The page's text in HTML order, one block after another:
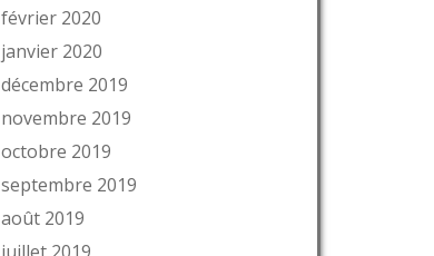
février 2020
janvier 2020
décembre 2019
novembre 2019
octobre 2019
septembre 2019
août 2019